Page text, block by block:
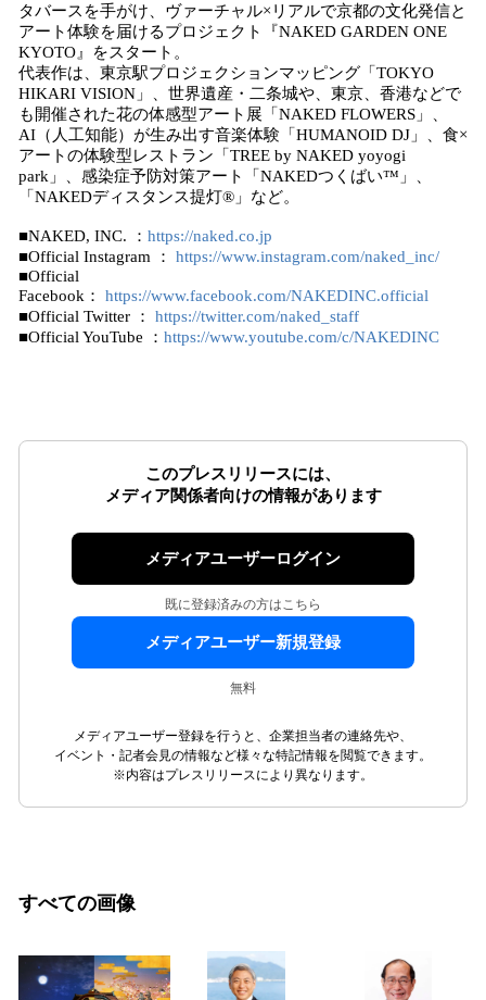
タバースを手がけ、ヴァーチャル×リアルで京都の文化発信と
アート体験を届けるプロジェクト『NAKED GARDEN ONE
KYOTO』をスタート。
代表作は、東京駅プロジェクションマッピング「TOKYO
HIKARI VISION」、世界遺産・二条城や、東京、香港などで
も開催された花の体感型アート展「NAKED FLOWERS」、
AI（人工知能）が生み出す音楽体験「HUMANOID DJ」、食×
アートの体験型レストラン「TREE by NAKED yoyogi
park」、感染症予防対策アート「NAKEDつくばい™️」、
「NAKEDディスタンス提灯®︎」など。
■NAKED, INC. ： https://naked.co.jp
■Official Instagram ： https://www.instagram.com/naked_inc/
■Official
Facebook： https://www.facebook.com/NAKEDINC.official
■Official Twitter ： https://twitter.com/naked_staff
■Official YouTube ： https://www.youtube.com/c/NAKEDINC
このプレスリリースには、
メディア関係者向けの情報があります
メディアユーザーログイン
既に登録済みの方はこちら
メディアユーザー新規登録
無料
メディアユーザー登録を行うと、企業担当者の連絡先や、
イベント・記者会見の情報など様々な特記情報を閲覧できます。
※内容はプレスリリースにより異なります。
すべての画像